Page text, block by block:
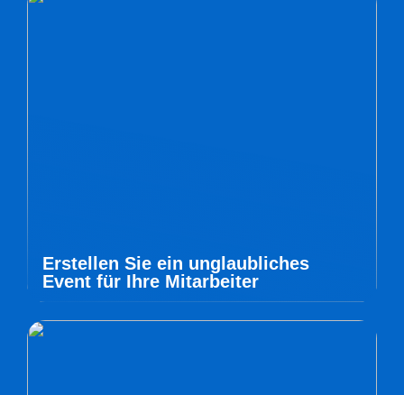
Erstellen Sie ein unglaubliches
Event für Ihre Mitarbeiter